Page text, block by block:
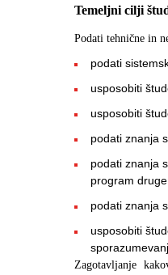
Temeljni cilji
Podati tehnične in
podati
usposobiti
usposobiti
podati znanja
podati znanja
program
podati znanja
usposobiti
Zagotavljanje